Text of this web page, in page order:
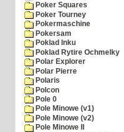
Poker Squares
Poker Tourney
Pokermaschine
Pokersam
Poklad Inku
Poklad Rytire Ochmelky
Polar Explorer
Polar Pierre
Polaris
Polcon
Pole 0
Pole Minowe (v1)
Pole Minowe (v2)
Pole Minowe II